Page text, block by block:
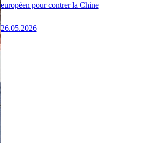
européen pour contrer la Chine
26.05.2026